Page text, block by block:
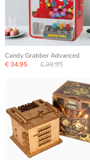
Candy Grabber Advanced
€ 34,95
€ 39,95